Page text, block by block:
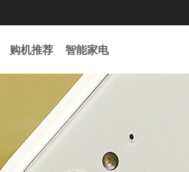
购机推荐 智能家电